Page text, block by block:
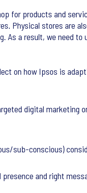
for products and
Physical stores are
a result, we need
on how Ipsos is
digital marketing
sub-conscious)
and right